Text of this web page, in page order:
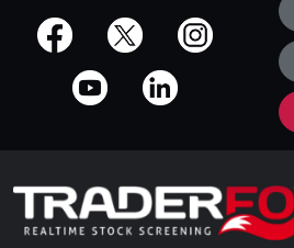
offizielle Social Media-Accounts